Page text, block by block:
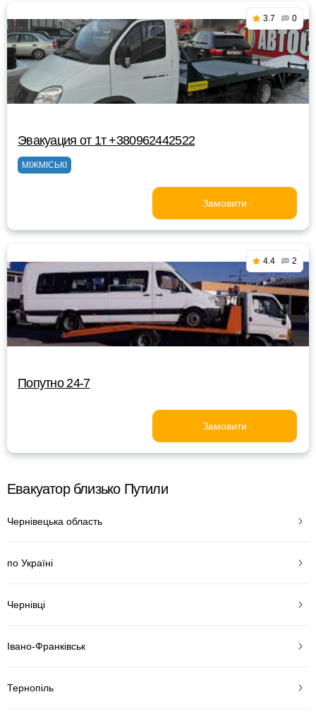
3.7 0
Эвакуация от 1т +380962442522
МІЖМІСЬКІ
Замовити
4.4 2
Попутно 24-7
Замовити
Евакуатор близько Путили
Чернівецька область
по Україні
Чернівці
Івано-Франківськ
Тернопіль